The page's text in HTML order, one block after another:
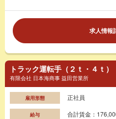
求人情報
トラック運転手（２ｔ・４ｔ）
有限会社 日本海商事 益田営業所
雇用形態 正社員
給与
合計賃金：